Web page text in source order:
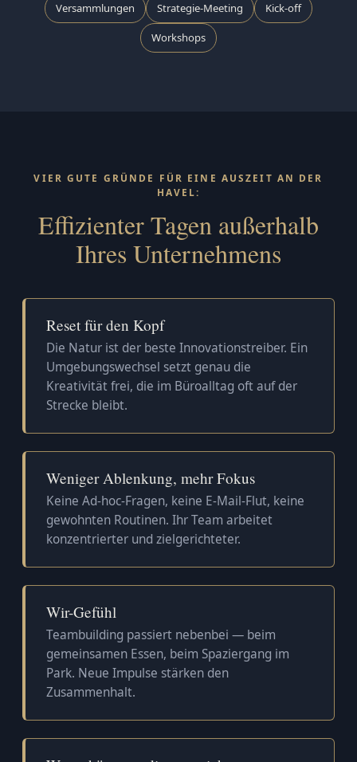
Versammlungen Strategie-Meeting Kick-off
Workshops
VIER GUTE GRÜNDE FÜR EINE AUSZEIT AN DER
HAVEL:
Effizienter Tagen außerhalb
Ihres Unternehmens
Reset für den Kopf
Die Natur ist der beste Innovationstreiber. Ein
Umgebungswechsel setzt genau die
Kreativität frei, die im Büroalltag oft auf der
Strecke bleibt.
Weniger Ablenkung, mehr Fokus
Keine Ad-hoc-Fragen, keine E-Mail-Flut, keine
gewohnten Routinen. Ihr Team arbeitet
konzentrierter und zielgerichteter.
Wir-Gefühl
Teambuilding passiert nebenbei — beim
gemeinsamen Essen, beim Spaziergang im
Park. Neue Impulse stärken den
Zusammenhalt.